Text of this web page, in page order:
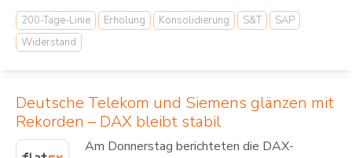
200-Tage-Linie Erholung Konsolidierung S&T
SAP
Widerstand
Deutsche Telekom und Siemens glänzen mit
Rekorden – DAX bleibt stabil
Am Donnerstag berichteten die DAX-